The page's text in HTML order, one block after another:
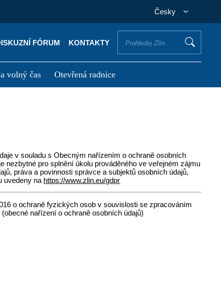
Česky
FÓRUM KONTAKTY
volný čas Otevřená radnice
v souladu s Obecným nařízením o ochraně osobních
pro splnění úkolu prováděného ve veřejném zájmu
práva a povinnosti správce a subjektů osobních údajů,
uvedeny na https://www.zlin.eu/gdpr
o ochraně fyzických osob v souvislosti se zpracováním
nařízení o ochraně osobních údajů)